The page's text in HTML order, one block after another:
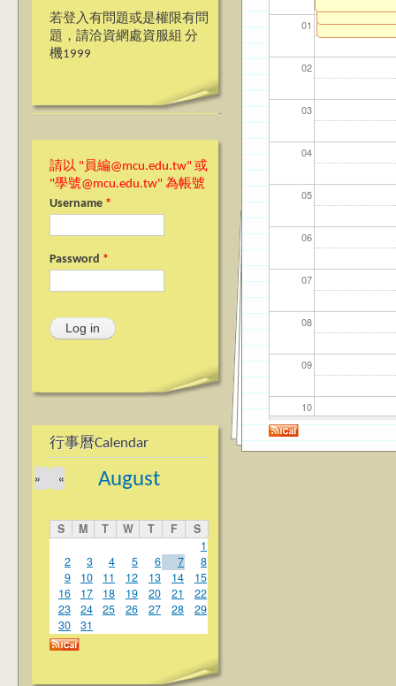
若登入有問題或是權限有問
題，請洽資網處資服組 分
機1999
請以 "員編@mcu.edu.tw" 或
"學號@mcu.edu.tw" 為帳號
Username *
Password *
行事曆Calendar
August
«
»
S M T W T F
S
1
2
3 4 5 6 7
8
9
10 11 12 13 14
15
16
17 18 19 20 21
22
23
24 25 26 27 28
29
30
31
01
02
03
04
05
06
07
08
09
10
11